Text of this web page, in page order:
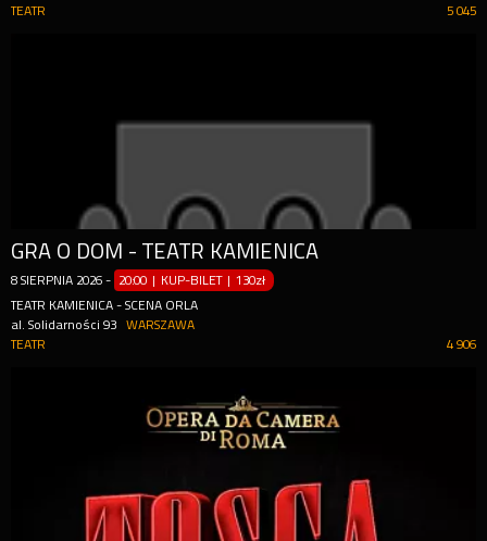
5 045
TEATR
GRA O DOM - TEATR KAMIENICA
8 SIERPNIA 2026 - 20:00 | KUP-BILET |130zł
TEATR KAMIENICA - SCENA ORLA
al. Solidarności 93
WARSZAWA
4 906
TEATR